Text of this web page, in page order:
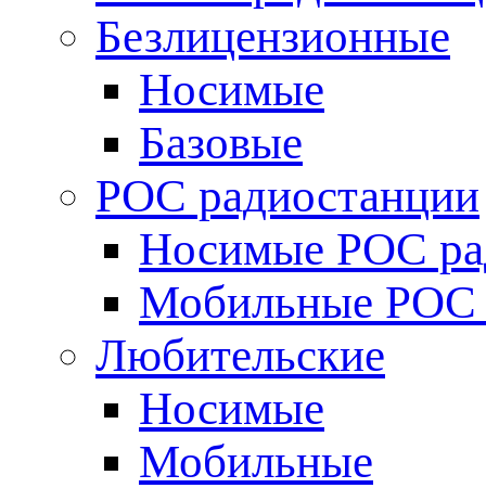
Безлицензионные
Носимые
Базовые
POC радиостанции
Носимые POC
Мобильные POC
Любительские
Носимые
Мобильные